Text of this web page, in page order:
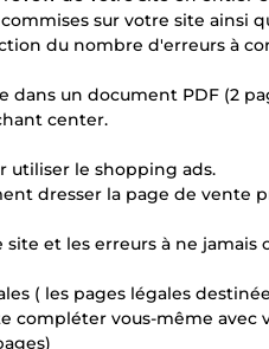
sur votre site ainsi
du nombre d'erreurs à
dans un document PDF (2
center.
utiliser le shopping ads.
dresser la page de vente
et les erreurs à ne jamais
( les pages légales
compléter vous-même